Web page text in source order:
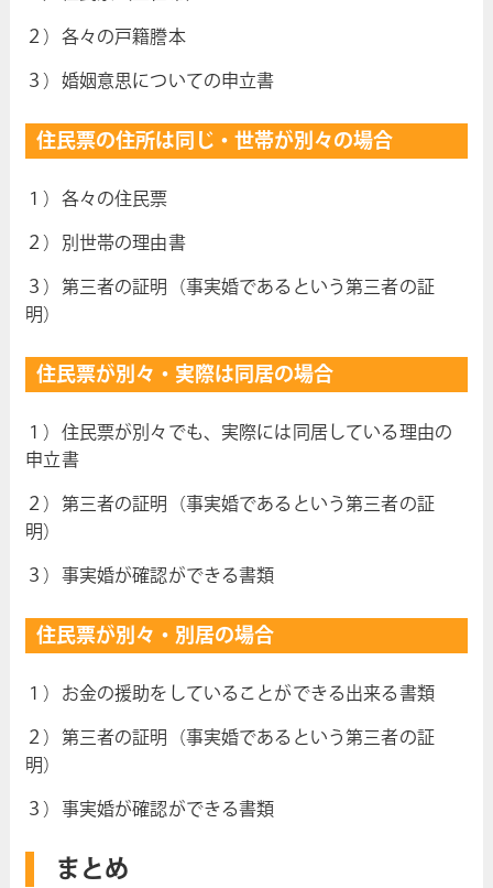
２）各々の戸籍謄本
３）婚姻意思についての申立書
住民票の住所は同じ・世帯が別々の場合
１）各々の住民票
２）別世帯の理由書
３）第三者の証明（事実婚であるという第三者の証
明）
住民票が別々・実際は同居の場合
１）住民票が別々でも、実際には同居している理由の
申立書
２）第三者の証明（事実婚であるという第三者の証
明）
３）事実婚が確認ができる書類
住民票が別々・別居の場合
１）お金の援助をしていることができる出来る書類
２）第三者の証明（事実婚であるという第三者の証
明）
３）事実婚が確認ができる書類
まとめ